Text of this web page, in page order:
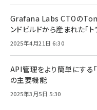
Grafana Labs CTOのTom
ンドビルドから産まれた「
2025年4月21日 6:30
API管理をより簡単にす
の主要機能
2025年3月5日 5:30